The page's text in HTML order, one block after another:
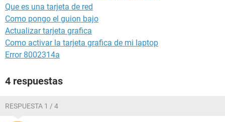
Que es una tarjeta de red
Como pongo el guion bajo
Actualizar tarjeta grafica
Como activar la tarjeta grafica de mi laptop
Error 8002314a
4 respuestas
RESPUESTA 1 / 4